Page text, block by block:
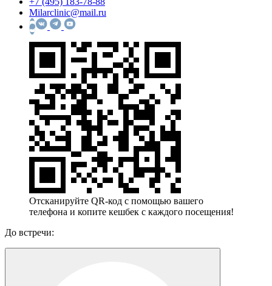
Milarclinic@mail.ru
Отсканируйте QR-код с помощью вашего
телефона и копите кешбек с каждого посещения!
До встречи: